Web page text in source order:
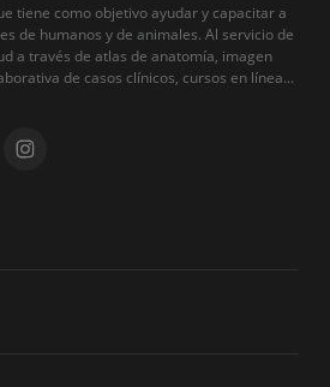
tiene como objetivo ayudar y capacitar a
de humanos y de animales. Al servicio de
a través de atlas de anatomía, imagen
de casos clínicos, cursos en línea...